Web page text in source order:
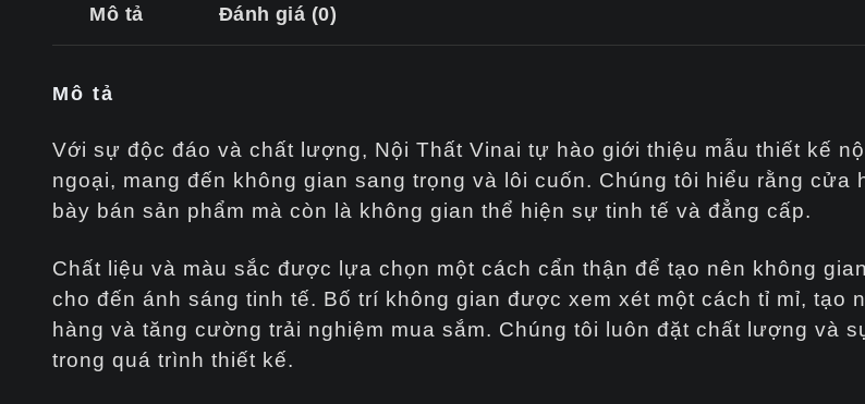
Mô tả Đánh giá (0)
Mô tả
Với sự độc đáo và chất lượng, Nội Thất Vinai tự hào giới thiệu mẫu thiết kế
ngoại, mang đến không gian sang trọng và lôi cuốn. Chúng tôi hiểu rằng cửa
bày bán sản phẩm mà còn là không gian thể hiện sự tinh tế và đẳng cấp.
Chất liệu và màu sắc được lựa chọn một cách cẩn thận để tạo nên không
cho đến ánh sáng tinh tế. Bố trí không gian được xem xét một cách tỉ mỉ, tạo
hàng và tăng cường trải nghiệm mua sắm. Chúng tôi luôn đặt chất lượng và
trong quá trình thiết kế.